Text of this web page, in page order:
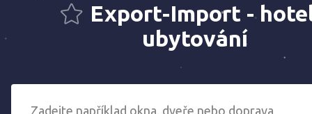
Export-Import -
ubytování